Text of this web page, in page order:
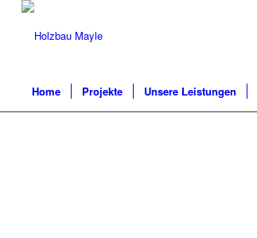
Home Projekte Unsere Leistungen